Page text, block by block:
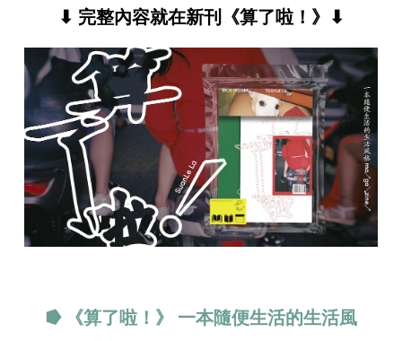
⬇ 完整內容就在新刊《算了啦！》⬇
⭓ 《算了啦！》 一本隨便生活的生活風